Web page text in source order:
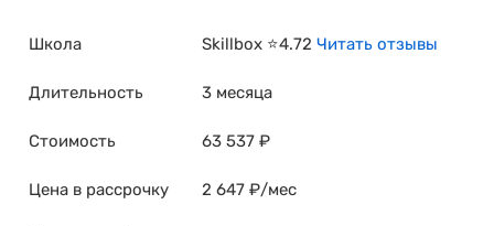
Школа Skillbox ⭐4.72 Читать отзывы
Длительность 3 месяца
Стоимость 63 537 ₽
Цена в рассрочку 2 647 ₽/мес